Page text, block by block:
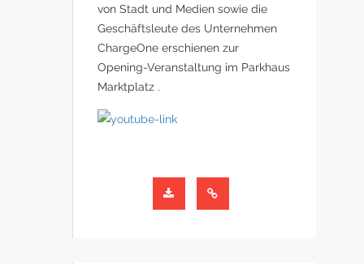
von Stadt und Medien sowie die
Geschäftsleute des Unternehmen
ChargeOne erschienen zur
Opening-Veranstaltung im Parkhaus
Marktplatz .